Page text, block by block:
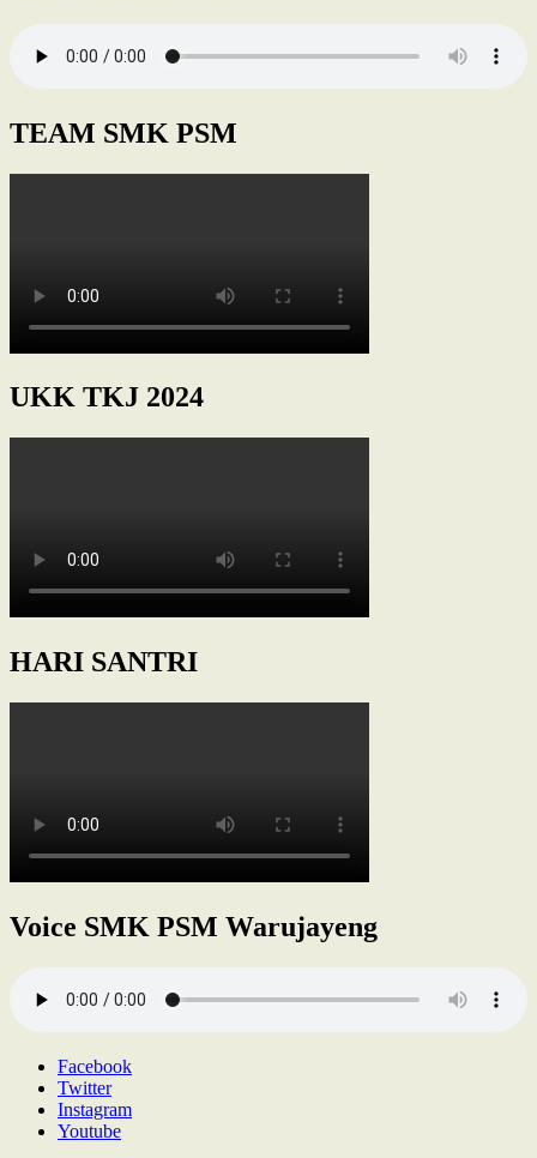
TEAM SMK PSM
UKK TKJ 2024
HARI SANTRI
Voice SMK PSM Warujayeng
Facebook
Twitter
Instagram
Youtube